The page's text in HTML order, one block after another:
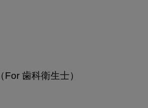
（For 歯科衛生士）